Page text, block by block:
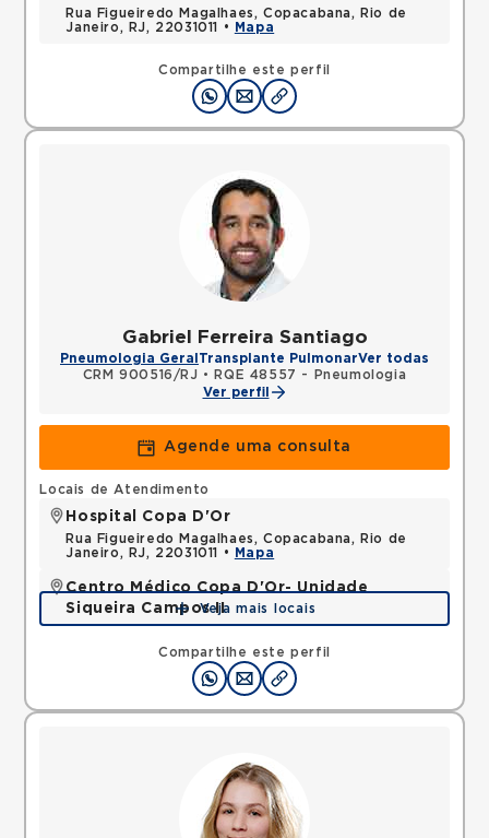
Compartilhe este perfil
Rua Figueiredo Magalhaes, Copacabana, Rio de
Janeiro, RJ, 22031011 •
Mapa
Gabriel Ferreira Santiago
Pneumologia Geral Transplante PulmonarVer todas
CRM 900516/RJ •
RQE 48557 - Pneumologia
Ver perfil
Agende uma consulta
Compartilhe este perfil
Locais de Atendimento
Hospital Copa D'Or
Rua Figueiredo Magalhaes, Copacabana, Rio de
Janeiro, RJ, 22031011 •
Mapa
Centro Médico Copa D'Or- Unidade
Siqueira Campos II
Rua Siqueira Campos, Copacabana, Rio de Janeiro,
RJ, 22031071 •
Veja mais locais